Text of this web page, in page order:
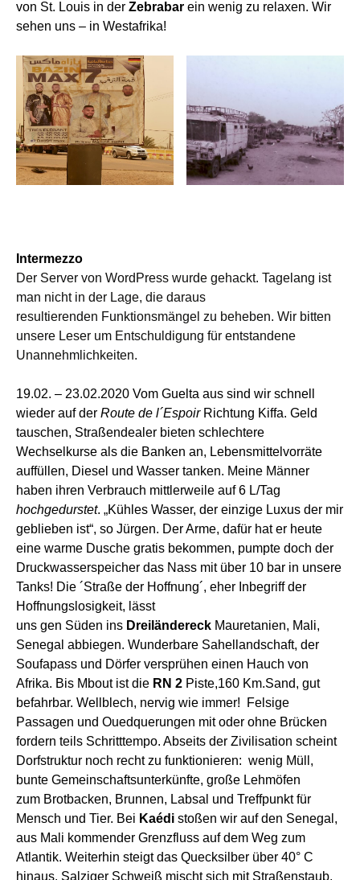
von St. Louis in der Zebrabar ein wenig zu relaxen. Wir
sehen uns – in Westafrika!
Intermezzo
Der Server von WordPress wurde gehackt. Tagelang ist
man nicht in der Lage, die daraus
resultierenden Funktionsmängel zu beheben. Wir bitten
unsere Leser um Entschuldigung für entstandene
Unannehmlichkeiten.
19.02. – 23.02.2020 Vom Guelta aus sind wir schnell
wieder auf der Route de l´Espoir Richtung Kiffa. Geld
tauschen, Straßendealer bieten schlechtere
Wechselkurse als die Banken an, Lebensmittelvorräte
auffüllen, Diesel und Wasser tanken. Meine Männer
haben ihren Verbrauch mittlerweile auf 6 L/Tag
hochgedurstet. „Kühles Wasser, der einzige Luxus der mir
geblieben ist“, so Jürgen. Der Arme, dafür hater heute
eine warme Dusche gratis bekommen, pumpte doch der
Druckwasserspeicher das Nass mit über 10 bar in unsere
Tanks! Die ´Straße der Hoffnung´, eher Inbegriff der
Hoffnungslosigkeit, lässt
uns gen Süden ins Dreiländereck Mauretanien, Mali,
Senegal abbiegen. Wunderbare Sahellandschaft, der
Soufapass und Dörfer versprühen einen Hauch von
Afrika. Bis Mbout istdie RN 2 Piste,160 Km.Sand, gut
befahrbar. Wellblech, nervig wie immer! Felsige
Passagen und Ouedquerungen mit oder ohne Brücken
fordern teils Schritttempo. Abseits der Zivilisation scheint
Dorfstruktur noch rechtzu funktionieren: wenig Müll,
bunte Gemeinschaftsunterkünfte, große Lehmöfen
zum Brotbacken, Brunnen, Labsal und Treffpunkt für
Mensch und Tier. Bei Kaédi stoßen wir auf den Senegal,
aus Mali kommender Grenzfluss aufdem Weg zum
Atlantik. Weiterhin steigtdas Quecksilber über 40° C
hinaus. Salziger Schweiß mischt sich mit Straßenstaub,